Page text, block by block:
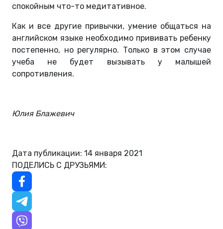
спокойным что-то медитативное.
Как и все другие привычки, умение общаться на
английском языке необходимо прививать ребенку
постепенно, но регулярно. Только в этом случае
учеба не будет вызывать у малышей
сопротивления.
Юлия Блажевич
Дата публикации: 14 января 2021
ПОДЕЛИСЬ С ДРУЗЬЯМИ: